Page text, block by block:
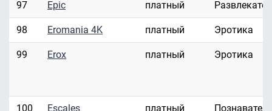
97 Epic платный
98 Eromania 4K платный Эротика
99 Erox платный Эротика
100 Escales платный